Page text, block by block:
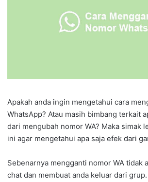
Apakah anda ingin mengetahui cara
WhatsApp? Atau masih bimbang terkait
dari mengubah nomor WA? Maka simak
ini agar mengetahui apa saja efek dari
Sebenarnya mengganti nomor WA tidak
chat dan membuat anda keluar dari